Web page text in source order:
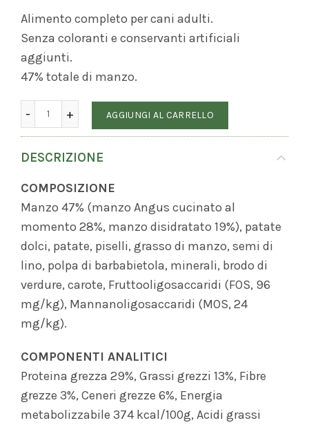
Alimento completo per cani adulti.
Senza coloranti e conservanti artificiali
aggiunti.
47% totale di manzo.
Manzo (cani adulti) - 2kg quantità
AGGIUNGI AL CARRELLO
DESCRIZIONE
COMPOSIZIONE
Manzo 47% (manzo Angus cucinato al
momento 28%, manzo disidratato 19%), patate
dolci, patate, piselli, grasso di manzo, semi di
lino, polpa di barbabietola, minerali, brodo di
verdure, carote, Fruttooligosaccaridi (FOS, 96
mg/kg), Mannanoligosaccaridi (MOS, 24
mg/kg).
COMPONENTI ANALITICI
Proteina grezza 29%, Grassi grezzi 13%, Fibre
grezze 3%, Ceneri grezze 6%, Energia
metabolizzabile 374 kcal/100g, Acidi grassi